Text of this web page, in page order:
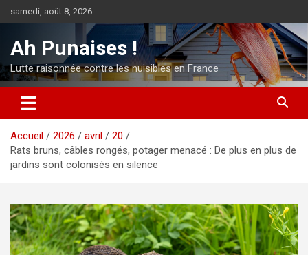
au
samedi, août 8, 2026
Ah Punaises !
Lutte raisonnée contre les nuisibles en France
Accueil 2026 avril
20
Rats bruns, câbles rongés, potager menacé : De plus en plus de
jardins sont colonisés en silence